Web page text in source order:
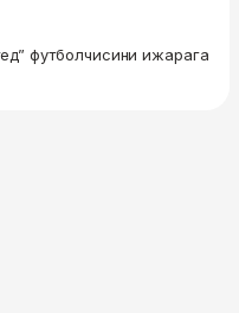
футболчисини ижарага